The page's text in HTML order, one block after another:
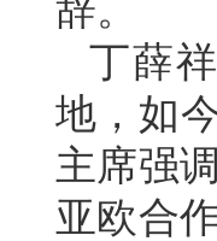
辞。
丁薛
地，如
主席强
亚欧合